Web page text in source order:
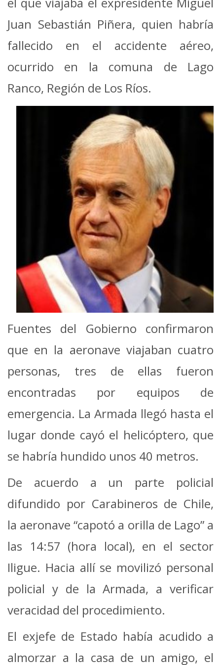
Juan Sebastián Piñera, quien habría
fallecido en el accidente aéreo,
ocurrido en la comuna de Lago
Ranco, Región de Los Ríos.
Fuentes del Gobierno confirmaron
que en la aeronave viajaban cuatro
personas, tres de ellas fueron
encontradas por equipos de
emergencia. La Armada llegó hasta el
lugar donde cayó el helicóptero, que
se habría hundido unos 40 metros.
De acuerdo a un parte policial
difundido por Carabineros de Chile,
la aeronave “capotó a orilla de Lago” a
las 14:57 (hora local), en el sector
Iligue. Hacia allí se movilizó personal
policial y de la Armada, a verificar
veracidad del procedimiento.
El exjefe de Estado había acudido a
almorzar a la casa de un amigo, el